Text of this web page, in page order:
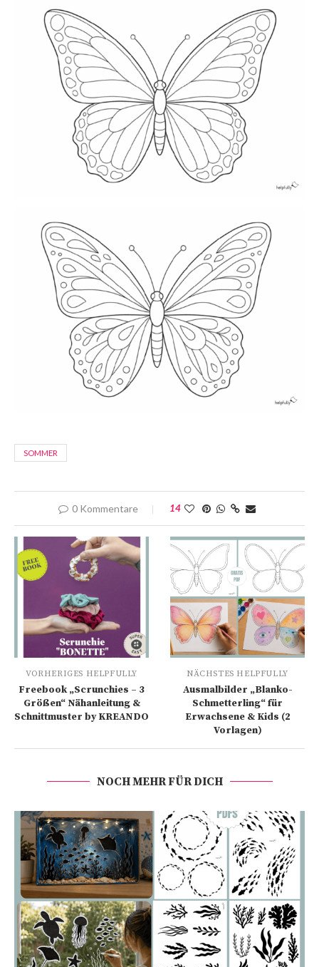
SOMMER
0 Kommentare 14
VORHERIGES HELPFULLY
Freebook „Scrunchies – 3
Größen“ Nähanleitung &
Schnittmuster by KREANDO
NÄCHSTES HELPFULLY
Ausmalbilder „Blanko-
Schmetterling“ für
Erwachsene & Kids (2
Vorlagen)
NOCH MEHR FÜR DICH